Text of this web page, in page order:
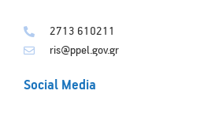
2713 610211
ris@ppel.gov.gr
Social Media